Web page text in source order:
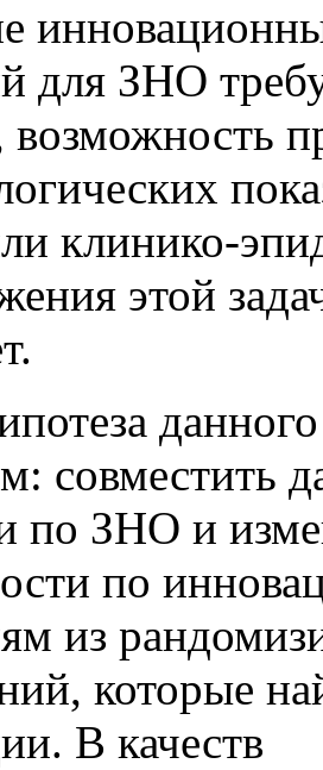
для ЗНО
возможность
клинико-
этой
совместить
по ЗНО и
по
из
которые
В качеств